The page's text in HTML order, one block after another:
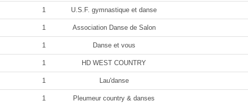
1 U.S.F. gymnastique et danse
1 Association Danse de Salon
1 Danse et vous
1 HD WEST COUNTRY
1 Lau'danse
1 Pleumeur country & danses